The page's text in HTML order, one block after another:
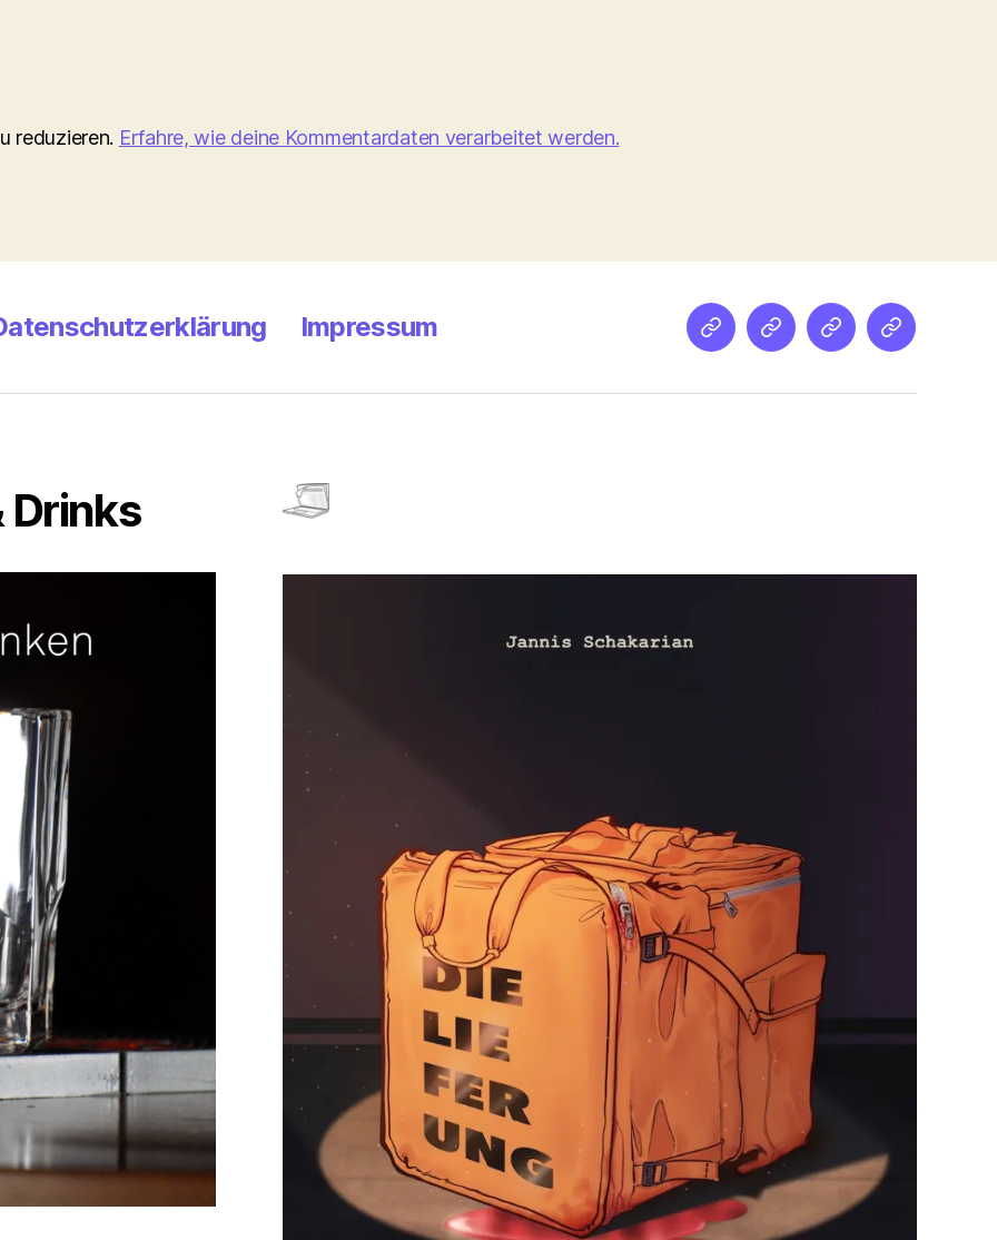
reduzieren. Erfahre, wie deine Kommentardaten verarbeitet werden.
Impressum
Netz
Medienstreamletter
Podcast
Drinks